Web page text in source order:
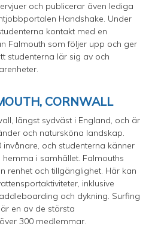
och publicerar även lediga
Handshake. Under
kontakt med en
Falmouth som följer upp och ger
studenterna lär sig av och
CORNWALL
längst sydväst i England, och är
och natursköna landskap.
invånare, och studenterna känner
i samhället. Falmouths
renhet och tillgänglighet. Här kan
inklusive
och dykning. Surfing
en av de största
300 medlemmar.